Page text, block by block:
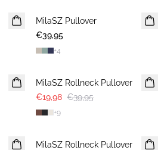
2 FOR €65
MilaSZ Pullover
€39,95
+4
MilaSZ Rollneck Pullover
€19,98 €39,95
+9
2 FOR €65
MilaSZ Rollneck Pullover